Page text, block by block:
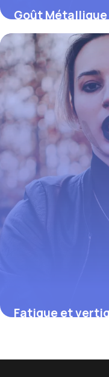
Goût
Efficaces
30 mai 2026
Fatigue et